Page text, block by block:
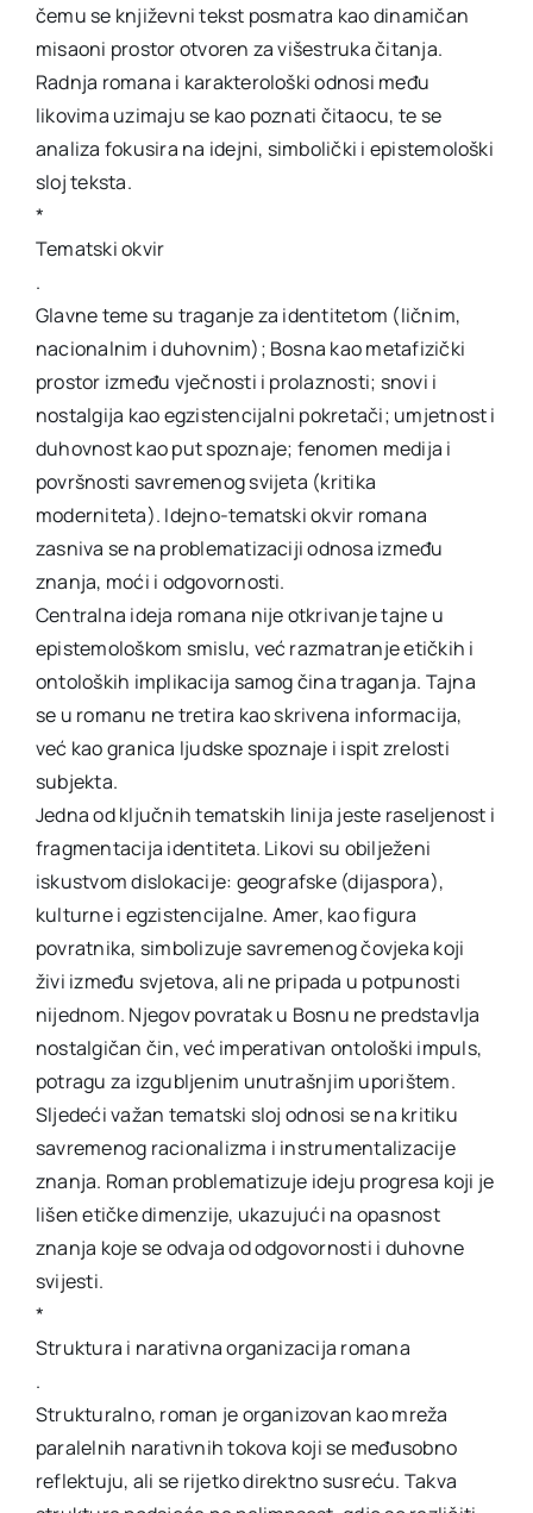
čemu se književni tekst posmatra kao dinamičan
misaoni prostor otvoren za višestruka čitanja.
Radnja romana i karakterološki odnosi među
likovima uzimaju se kao poznati čitaocu, te se
analiza fokusira na idejni, simbolički i epistemološki
sloj teksta.
*
Tematski okvir
.
Glavne teme su traganje za identitetom (ličnim,
nacionalnim i duhovnim); Bosna kao metafizički
prostor između vječnosti i prolaznosti; snovi i
nostalgija kao egzistencijalni pokretači; umjetnost i
duhovnost kao put spoznaje; fenomen medija i
površnosti savremenog svijeta (kritika
moderniteta). Idejno-tematski okvir romana
zasniva se na problematizaciji odnosa između
znanja, moći i odgovornosti.
Centralna ideja romana nije otkrivanje tajne u
epistemološkom smislu, već razmatranje etičkih i
ontoloških implikacija samog čina traganja. Tajna
se u romanu ne tretira kao skrivena informacija,
već kao granica ljudske spoznaje i ispit zrelosti
subjekta.
Jedna od ključnih tematskih linija jeste raseljenost i
fragmentacija identiteta. Likovi su obilježeni
iskustvom dislokacije: geografske (dijaspora),
kulturne i egzistencijalne. Amer, kao figura
povratnika, simbolizuje savremenog čovjeka koji
živi između svjetova, ali ne pripada u potpunosti
nijednom. Njegov povratak u Bosnu ne predstavlja
nostalgičan čin, već imperativan ontološki impuls,
potragu za izgubljenim unutrašnjim uporištem.
Sljedeći važan tematski sloj odnosi se na kritiku
savremenog racionalizma i instrumentalizacije
znanja. Roman problematizuje ideju progresa koji je
lišen etičke dimenzije, ukazujući na opasnost
znanja koje se odvaja od odgovornosti i duhovne
svijesti.
*
Struktura i narativna organizacija romana
.
Strukturalno, roman je organizovan kao mreža
paralelnih narativnih tokova koji se međusobno
reflektuju, ali se rijetko direktno susreću. Takva